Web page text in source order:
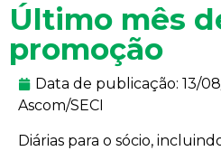
Último mês
promoção
Data de publicação: 13/
Ascom/SECI
Diárias para o sócio,